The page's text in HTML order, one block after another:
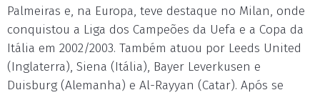
Palmeiras e, na Europa, teve destaque no Milan, onde
conquistou a Liga dos Campeões da Uefa e a Copa da
Itália em 2002/2003. Também atuou por Leeds United
(Inglaterra), Siena (Itália), Bayer Leverkusen e
Duisburg (Alemanha) e Al-Rayyan (Catar). Após se